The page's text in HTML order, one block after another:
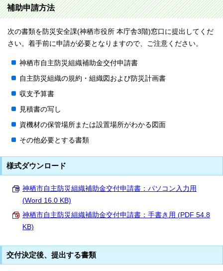
補助申請方法
次の書類を防災安全課(神栖市役所 本庁舎3階)窓口に提出してくだ
さい。着手前に申請が必要となりますので、ご注意ください。
神栖市自主防災組織補助金交付申請書
自主防災組織の規約・組織図および防災計画書
収支予算書
見積書の写し
資機材の保管場所または設置場所がわかる図面
その他必要とする書類
様式ダウンロード
神栖市自主防災組織補助金交付申請書：パソコン入力用
(Word 16.0 KB)
神栖市自主防災組織補助金交付申請書：手書き用 (PDF 54.8
KB)
交付決定後、提出する書類